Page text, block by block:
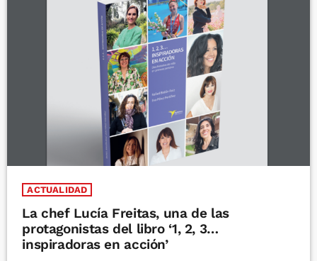
ACTUALIDAD
La chef Lucía Freitas, una de las
protagonistas del libro ‘1, 2, 3…
inspiradoras en acción’